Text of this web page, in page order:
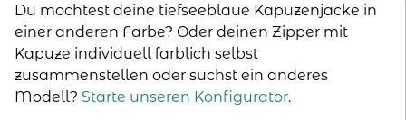
Du möchtest deine tiefseeblaue Kapuzenjacke in
einer anderen Farbe? Oder deinen Zipper mit
Kapuze individuell farblich selbst
zusammenstellen oder suchst ein anderes
Modell? Starte unseren Konfigurator.